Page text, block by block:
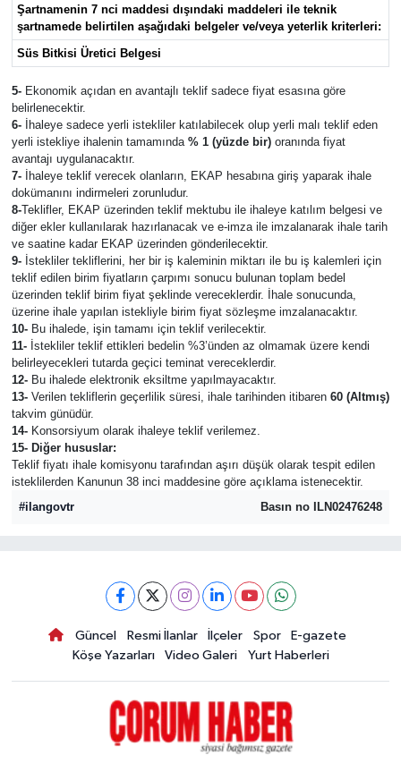
Şartnamenin 7 nci maddesi dışındaki maddeleri ile teknik
şartnamede belirtilen aşağıdaki belgeler ve/veya yeterlik kriterleri:
Süs Bitkisi Üretici Belgesi
5-Ekonomik açıdan en avantajlı teklif sadece fiyat esasına göre
belirlenecektir.
6-İhaleye sadece yerli istekliler katılabilecek olup yerli malı teklif eden
yerli istekliye ihalenin tamamında % 1 (yüzde bir) oranında fiyat
avantajı uygulanacaktır.
7-İhaleye teklif verecek olanların, EKAP hesabına giriş yaparak ihale
dokümanını indirmeleri zorunludur.
8-Teklifler, EKAP üzerinden teklif mektubu ile ihaleye katılım belgesi ve
diğer ekler kullanılarak hazırlanacak ve e-imza ile imzalanarak ihale tarih
ve saatine kadar EKAP üzerinden gönderilecektir.
9-İstekliler tekliflerini, her bir iş kaleminin miktarı ile bu iş kalemleri için
teklif edilen birim fiyatların çarpımı sonucu bulunan toplam bedel
üzerinden teklif birim fiyat şeklinde vereceklerdir. İhale sonucunda,
üzerine ihale yapılan istekliyle birim fiyat sözleşme imzalanacaktır.
10-Bu ihalede, işin tamamı için teklif verilecektir.
11-İstekliler teklif ettikleri bedelin %3’ünden az olmamak üzere kendi
belirleyecekleri tutarda geçici teminat vereceklerdir.
12-Bu ihalede elektronik eksiltme yapılmayacaktır.
13-Verilen tekliflerin geçerlilik süresi, ihale tarihinden itibaren 60 (Altmış)
takvim günüdür.
14-Konsorsiyum olarak ihaleye teklif verilemez.
15- Diğer hususlar:
Teklif fiyatı ihale komisyonu tarafından aşırı düşük olarak tespit edilen
isteklilerden Kanunun 38 inci maddesine göre açıklama istenecektir.
#ilangovtr
Basın no ILN02476248
Güncel Resmi İlanlar İlçeler Spor
E-gazete
Köşe Yazarları
Video Galeri Yurt Haberleri